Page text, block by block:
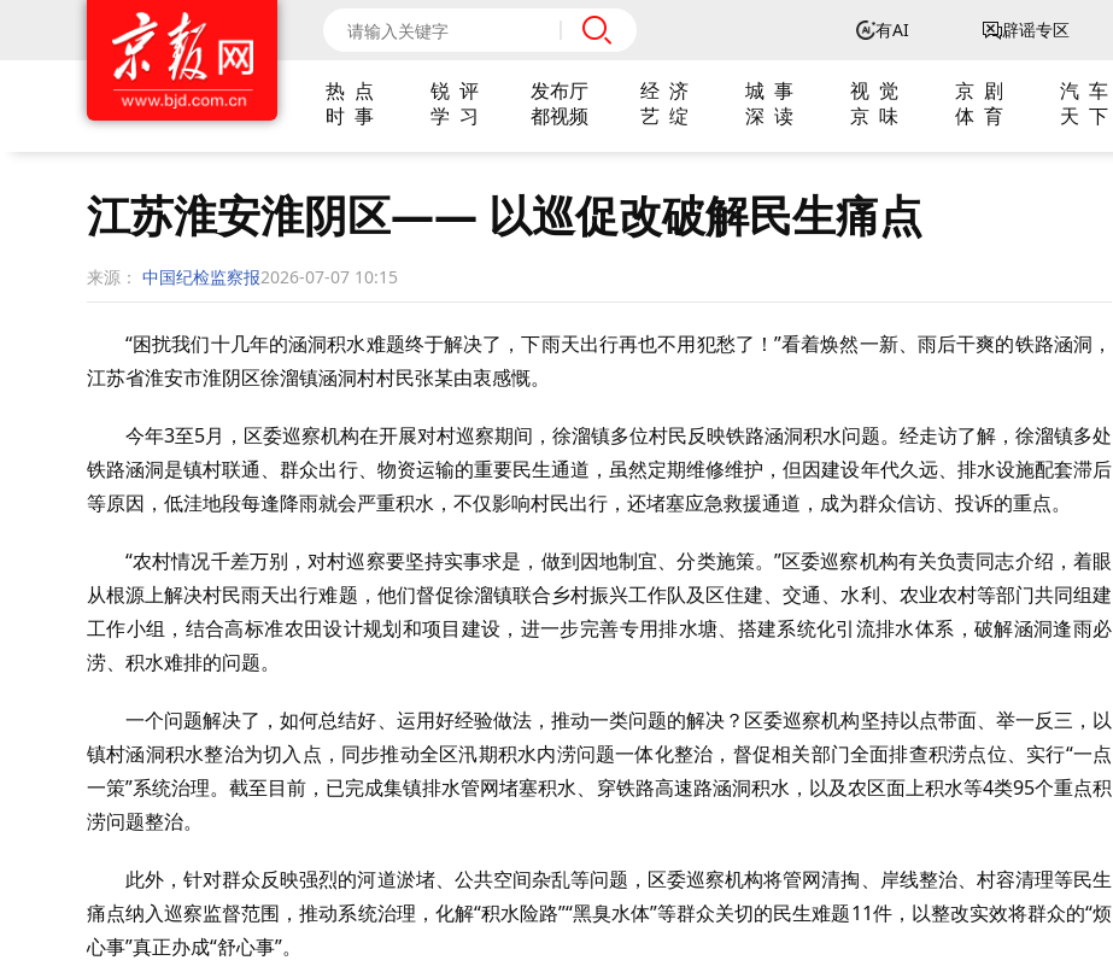
有AI 辟谣专区
热 点 锐 评 发布厅 经 济 城 事 视 觉 京 剧 汽 车
时 事
学 习 都视频 艺 绽 深 读 京 味 体 育 天 下
江苏淮安淮阴区—— 以巡促改破解民生痛点
来源： 中国纪检监察报2026-07-07 10:15
“困扰我们十几年的涵洞积水难题终于解决了，下雨天出行再也不用犯愁了！”看着焕然一新、雨后干爽的铁路涵洞，
江苏省淮安市淮阴区徐溜镇涵洞村村民张某由衷感慨。
今年3至5月，区委巡察机构在开展对村巡察期间，徐溜镇多位村民反映铁路涵洞积水问题。经走访了解，徐溜镇多处
铁路涵洞是镇村联通、群众出行、物资运输的重要民生通道，虽然定期维修维护，但因建设年代久远、排水设施配套滞后
等原因，低洼地段每逢降雨就会严重积水，不仅影响村民出行，还堵塞应急救援通道，成为群众信访、投诉的重点。
“农村情况千差万别，对村巡察要坚持实事求是，做到因地制宜、分类施策。”区委巡察机构有关负责同志介绍，着眼
从根源上解决村民雨天出行难题，他们督促徐溜镇联合乡村振兴工作队及区住建、交通、水利、农业农村等部门共同组建
工作小组，结合高标准农田设计规划和项目建设，进一步完善专用排水塘、搭建系统化引流排水体系，破解涵洞逢雨必
涝、积水难排的问题。
一个问题解决了，如何总结好、运用好经验做法，推动一类问题的解决？区委巡察机构坚持以点带面、举一反三，以
镇村涵洞积水整治为切入点，同步推动全区汛期积水内涝问题一体化整治，督促相关部门全面排查积涝点位、实行“一点
一策”系统治理。截至目前，已完成集镇排水管网堵塞积水、穿铁路高速路涵洞积水，以及农区面上积水等4类95个重点积
涝问题整治。
此外，针对群众反映强烈的河道淤堵、公共空间杂乱等问题，区委巡察机构将管网清掏、岸线整治、村容清理等民生
痛点纳入巡察监督范围，推动系统治理，化解“积水险路”“黑臭水体”等群众关切的民生难题11件，以整改实效将群众的“烦
心事”真正办成“舒心事”。